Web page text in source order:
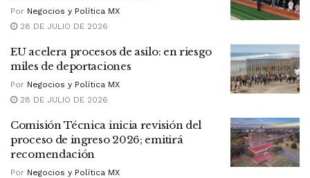
Por Negocios y Política MX
28 DE JULIO DE 2026
EU acelera procesos de asilo: en riesgo
miles de deportaciones
Por Negocios y Política MX
28 DE JULIO DE 2026
Comisión Técnica inicia revisión del
proceso de ingreso 2026; emitirá
recomendación
Por Negocios y Política MX